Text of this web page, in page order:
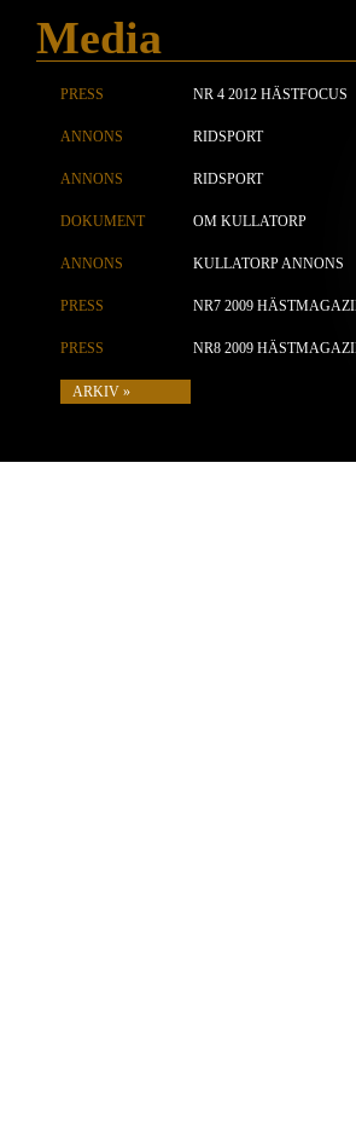
Media
PRESS NR 4 2012 HÄSTFOCUS
ANNONS RIDSPORT
ANNONS RIDSPORT
DOKUMENT OM KULLATORP
ANNONS KULLATORP ANNONS
PRESS NR7 2009
PRESS NR8 2009
ARKIV »